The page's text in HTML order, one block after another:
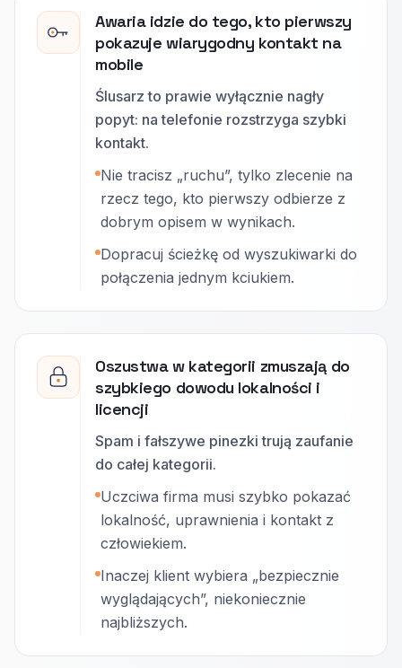
Awaria idzie do tego, kto pierwszy
pokazuje wiarygodny kontakt na
mobile
Ślusarz to prawie wyłącznie nagły
popyt: na telefonie rozstrzyga szybki
kontakt.
Nie tracisz „ruchu”, tylko zlecenie na
rzecz tego, kto pierwszy odbierze z
dobrym opisem w wynikach.
Dopracuj ścieżkę od wyszukiwarki do
połączenia jednym kciukiem.
Oszustwa w kategorii zmuszają do
szybkiego dowodu lokalności i
licencji
Spam i fałszywe pinezki trują zaufanie
do całej kategorii.
Uczciwa firma musi szybko pokazać
lokalność, uprawnienia i kontakt z
człowiekiem.
Inaczej klient wybiera „bezpiecznie
wyglądających”, niekoniecznie
najbliższych.